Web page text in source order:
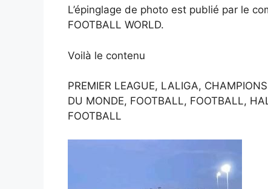
L’épinglage de photo est publié par le
FOOTBALL WORLD.
Voilà le contenu
PREMIER LEAGUE, LALIGA,
DU MONDE, FOOTBALL, FOOTBALL,
FOOTBALL